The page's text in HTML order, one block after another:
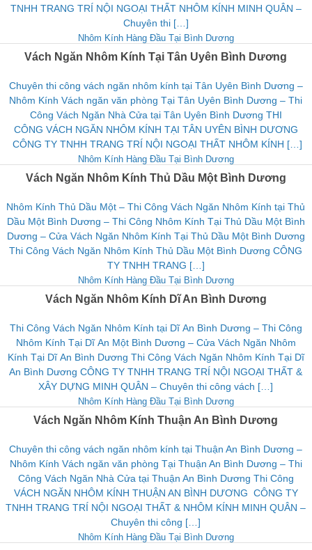
TNHH TRANG TRÍ NỘI NGOẠI THẤT NHÔM KÍNH MINH QUÂN –
Chuyên thi […]
Nhôm Kính Hàng Đầu Tại Bình Dương
Vách Ngăn Nhôm Kính Tại Tân Uyên Bình Dương
Chuyên thi công vách ngăn nhôm kính tại Tân Uyên Bình Dương –
Nhôm Kính Vách ngăn văn phòng Tại Tân Uyên Bình Dương – Thi
Công Vách Ngăn Nhà Cửa tại Tân Uyên Bình Dương THI
CÔNG VÁCH NGĂN NHÔM KÍNH TẠI TÂN UYÊN BÌNH DƯƠNG
CÔNG TY TNHH TRANG TRÍ NỘI NGOẠI THẤT NHÔM KÍNH […]
Nhôm Kính Hàng Đầu Tại Bình Dương
Vách Ngăn Nhôm Kính Thủ Dầu Một Bình Dương
Nhôm Kính Thủ Dầu Một – Thi Công Vách Ngăn Nhôm Kính tại Thủ
Dầu Một Bình Dương – Thi Công Nhôm Kính Tại Thủ Dầu Một Bình
Dương – Cửa Vách Ngăn Nhôm Kính Tại Thủ Dầu Một Bình Dương
Thi Công Vách Ngăn Nhôm Kính Thủ Dầu Một Bình Dương CÔNG
TY TNHH TRANG […]
Nhôm Kính Hàng Đầu Tại Bình Dương
Vách Ngăn Nhôm Kính Dĩ An Bình Dương
Thi Công Vách Ngăn Nhôm Kính tại Dĩ An Bình Dương – Thi Công
Nhôm Kính Tại Dĩ An Một Bình Dương – Cửa Vách Ngăn Nhôm
Kính Tại Dĩ An Bình Dương Thi Công Vách Ngăn Nhôm Kính Tại Dĩ
An Bình Dương CÔNG TY TNHH TRANG TRÍ NỘI NGOẠI THẤT &
XÂY DỰNG MINH QUÂN – Chuyên thi công vách […]
Nhôm Kính Hàng Đầu Tại Bình Dương
Vách Ngăn Nhôm Kính Thuận An Bình Dương
Chuyên thi công vách ngăn nhôm kính tại Thuận An Bình Dương –
Nhôm Kính Vách ngăn văn phòng Tại Thuận An Bình Dương – Thi
Công Vách Ngăn Nhà Cửa tại Thuận An Bình Dương Thi Công
VÁCH NGĂN NHÔM KÍNH THUẬN AN BÌNH DƯƠNG CÔNG TY
TNHH TRANG TRÍ NỘI NGOẠI THẤT & NHÔM KÍNH MINH QUÂN –
Chuyên thi công […]
Nhôm Kính Hàng Đầu Tại Bình Dương